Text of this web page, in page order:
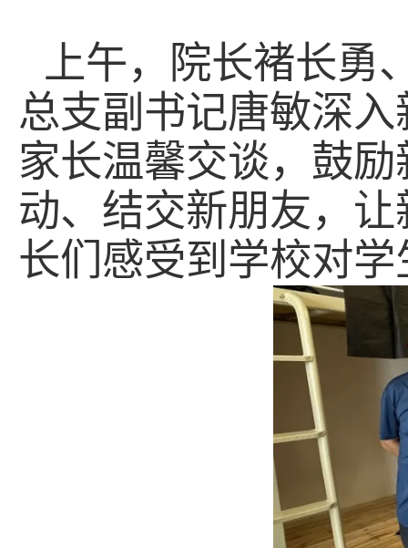
上午， 院长褚长勇
总支副书记唐敏深
家长温馨交谈， 鼓励
动、结交新朋友，
长们感受到学校对